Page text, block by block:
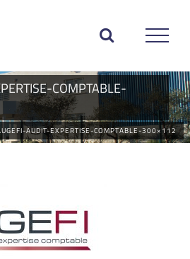
COMPTABLE-
AUDIT-EXPERTISE-COMPTABLE-300×112